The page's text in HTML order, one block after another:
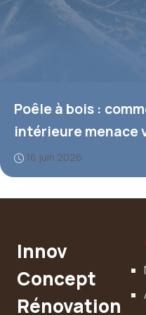
Poêle à bois :
intérieure menace
16 juin 2026
Innov
Concept
Rénovation